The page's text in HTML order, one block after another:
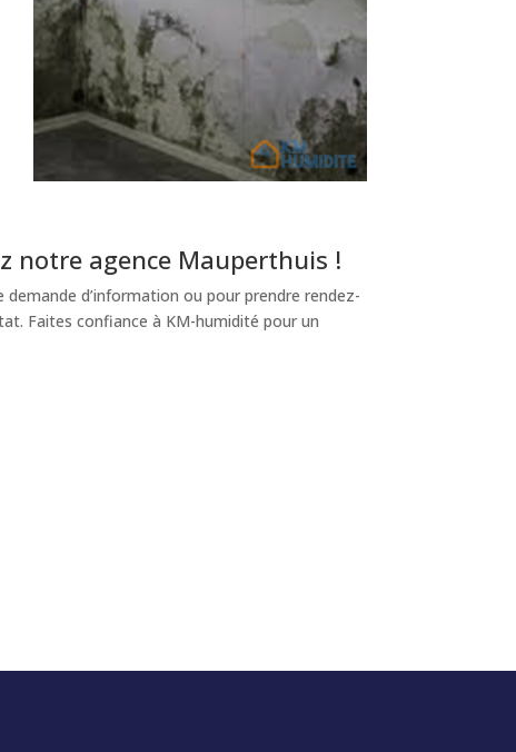
notre agence Mauperthuis !
d’information ou pour prendre rendez-
Faites confiance à KM-humidité pour un